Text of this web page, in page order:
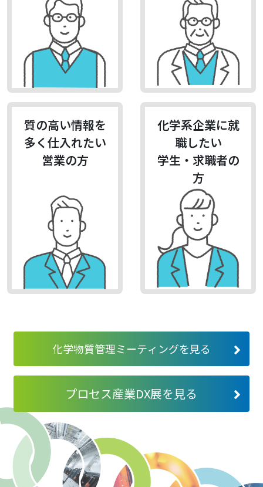
質の高い情報を
多く仕入れたい
営業の方
化学系企業に就
職したい
学生・求職者の
方
化学物質管理ミーティングを見る
プロセス産業DX展を見る